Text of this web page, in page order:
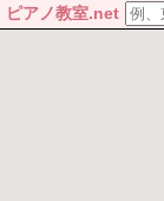
ピアノ教室.net